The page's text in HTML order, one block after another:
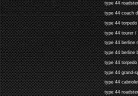
type 44
type 44 coach
type 44 torpedo
type 44 tourer /
type 44 berline
type 44 berline
type 44
type 44 grand-
type 44
type 44